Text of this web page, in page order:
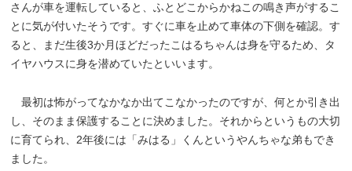
さんが車を運転していると、ふとどこからかねこの鳴き声がするこ
とに気が付いたそうです。すぐに車を止めて車体の下側を確認。す
ると、まだ生後3か月ほどだったこはるちゃんは身を守るため、タ
イヤハウスに身を潜めていたといいます。
最初は怖がってなかなか出てこなかったのですが、何とか引き出
し、そのまま保護することに決めました。それからというもの大切
に育てられ、2年後には「みはる」くんというやんちゃな弟もでき
ました。